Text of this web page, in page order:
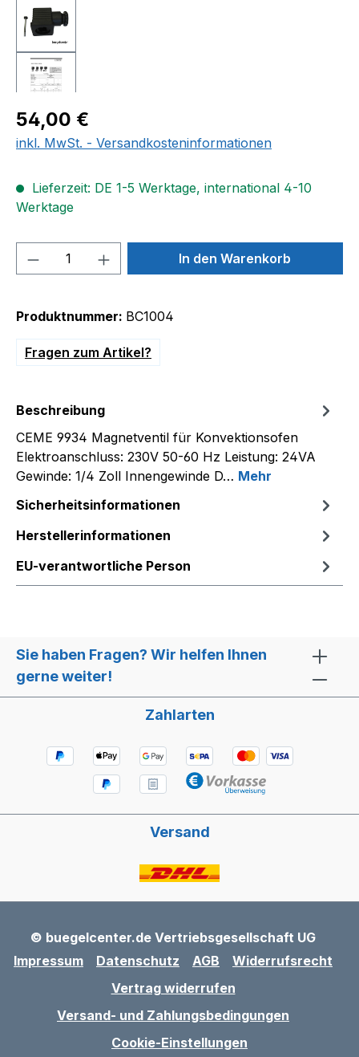
Regulärer Preis:
54,00 €
inkl. MwSt. - Versandkosteninformationen
Lieferzeit: DE 1-5 Werktage, international 4-10
Werktage
Produkt Anzahl: Gib denIn den Warenkorb
Produktnummer: BC1004
Fragen zum Artikel?
Beschreibung
CEME 9934 Magnetventil für Konvektionsofen
Elektroanschluss: 230V 50-60 Hz Leistung: 24VA
Gewinde: 1/4 Zoll Innengewinde D… Mehr
Sicherheitsinformationen
Herstellerinformationen
EU-verantwortliche Person
Sie haben Fragen? Wir helfen Ihnen
gerne weiter!
Zahlarten
Versand
© buegelcenter.de Vertriebsgesellschaft UG
Impressum
Datenschutz AGB
Widerrufsrecht
Vertrag widerrufen
Versand- und Zahlungsbedingungen
Cookie-Einstellungen